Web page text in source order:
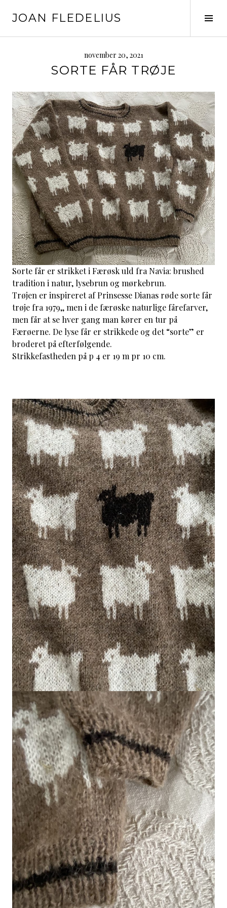
JOAN FLEDELIUS
november 20, 2021
SORTE FÅR TRØJE
Sorte får er strikket i Færøsk uld fra Navia: brushed
tradition i natur, lysebrun og mørkebrun.
Trøjen er inspireret af Prinsesse Dianas røde sorte får
trøje fra 1979,, men i de færøske naturlige fårefarver,
men får at se hver gang man kører en tur på
Færøerne. De lyse får er strikkede og det “sorte” er
broderet på efterfølgende.
Strikkefastheden på p 4 er 19 m pr 10 cm.